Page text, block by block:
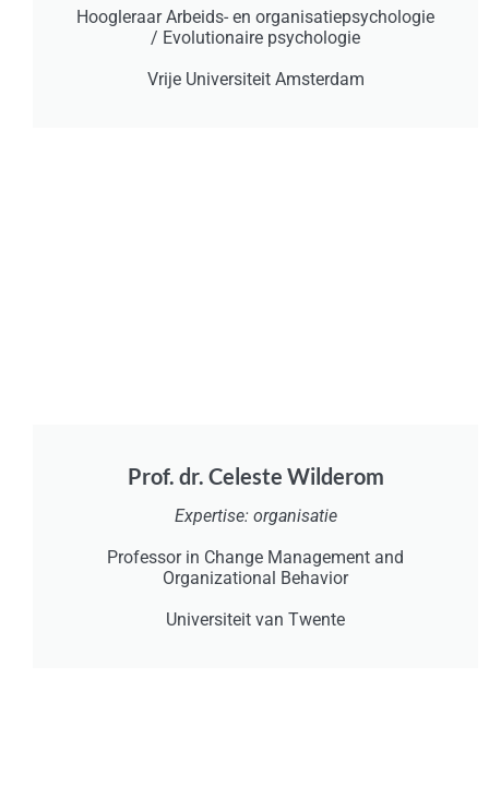
Hoogleraar Arbeids- en organisatiepsychologie
/ Evolutionaire psychologie
Vrije Universiteit Amsterdam
Prof. dr. Celeste Wilderom
Expertise: organisatie
Professor in Change Management and
Organizational Behavior
Universiteit van Twente